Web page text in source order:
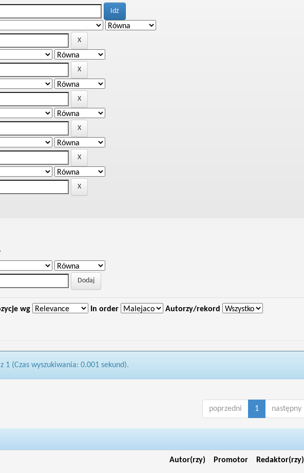
wg In order Autorzy/rekord
1 (Czas wyszukiwania: 0.001 sekund).
poprzedni 1 następny
Autor(rzy) Promotor Redaktor(rzy)